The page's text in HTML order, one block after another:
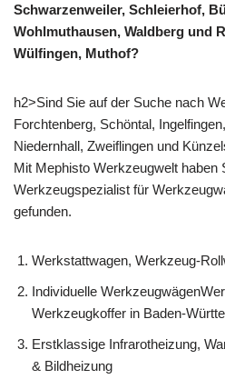
Schwarzenweiler, Schleierhof,
Wohlmuthausen, Waldberg und
Wülfingen, Muthof?
h2>Sind Sie auf der Suche nach
Forchtenberg, Schöntal,
Niedernhall, Zweiflingen und
Mit Mephisto Werkzeugwelt haben
Werkzeugspezialist für
gefunden.
Werkstattwagen, Werkzeug-
Individuelle
Werkzeugkoffer in Baden-
Erstklassige Infrarotheizung,
& Bildheizung